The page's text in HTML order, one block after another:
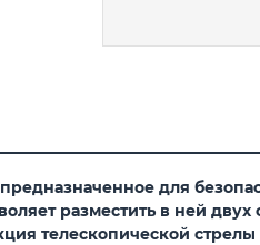
для
разместить в ней двух
телескопической стрелы